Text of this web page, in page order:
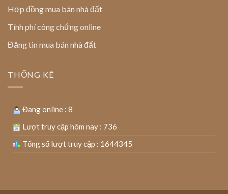
Hợp đồng mua bán nhà đất
Tính phí công chứng online
Đăng tin mua bán nhà đất
THỐNG KÊ
Đang online : 8
Lượt truy cập hôm nay : 736
Tổng số lượt truy cập : 1644345